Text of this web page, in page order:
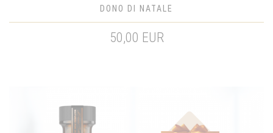
DONO DI NATALE
50,00 EUR